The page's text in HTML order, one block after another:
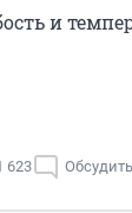
и
623 Обсудить